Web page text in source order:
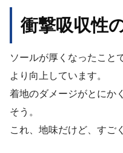
衝撃吸収性
ソールが厚くなったこと
より向上しています。
着地のダメージがとにか
そう。
これ、地味だけど、すご